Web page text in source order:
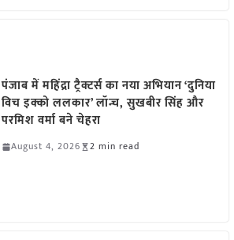
पंजाब में महिंद्रा ट्रैक्टर्स का नया अभियान ‘दुनिया
विच इक्को ललकार’ लॉन्च, सुखबीर सिंह और
परमिश वर्मा बने चेहरा
August 4, 2026 2 min read